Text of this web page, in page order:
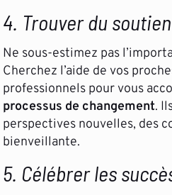
4. Trouver du soutien
Ne sous-estimez pas
Cherchez l’aide de vos
professionnels pour vous
processus de changement.
perspectives nouvelles, des
bienveillante.
5. Célébrer les